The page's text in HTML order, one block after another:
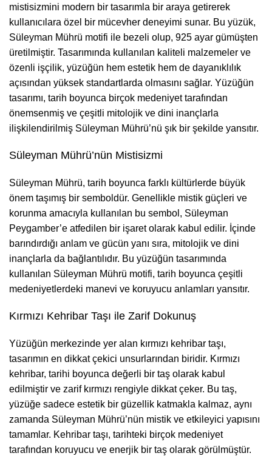
mistisizmini modern bir tasarımla bir araya getirerek
kullanıcılara özel bir mücevher deneyimi sunar. Bu yüzük,
Süleyman Mührü motifi ile bezeli olup, 925 ayar gümüşten
üretilmiştir. Tasarımında kullanılan kaliteli malzemeler ve
özenli işçilik, yüzüğün hem estetik hem de dayanıklılık
açısından yüksek standartlarda olmasını sağlar. Yüzüğün
tasarımı, tarih boyunca birçok medeniyet tarafından
önemsenmiş ve çeşitli mitolojik ve dini inançlarla
ilişkilendirilmiş Süleyman Mührü’nü şık bir şekilde yansıtır.
Süleyman Mührü’nün Mistisizmi
Süleyman Mührü, tarih boyunca farklı kültürlerde büyük
önem taşımış bir semboldür. Genellikle mistik güçleri ve
korunma amacıyla kullanılan bu sembol, Süleyman
Peygamber’e atfedilen bir işaret olarak kabul edilir. İçinde
barındırdığı anlam ve gücün yanı sıra, mitolojik ve dini
inançlarla da bağlantılıdır. Bu yüzüğün tasarımında
kullanılan Süleyman Mührü motifi, tarih boyunca çeşitli
medeniyetlerdeki manevi ve koruyucu anlamları yansıtır.
Kırmızı Kehribar Taşı ile Zarif Dokunuş
Yüzüğün merkezinde yer alan kırmızı kehribar taşı,
tasarımın en dikkat çekici unsurlarından biridir. Kırmızı
kehribar, tarihi boyunca değerli bir taş olarak kabul
edilmiştir ve zarif kırmızı rengiyle dikkat çeker. Bu taş,
yüzüğe sadece estetik bir güzellik katmakla kalmaz, aynı
zamanda Süleyman Mührü’nün mistik ve etkileyici yapısını
tamamlar. Kehribar taşı, tarihteki birçok medeniyet
tarafından koruyucu ve enerjik bir taş olarak görülmüştür.